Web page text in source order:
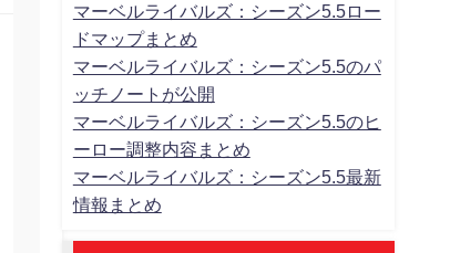
マーベルライバルズ：シーズン5.5ロー
ドマップまとめ
マーベルライバルズ：シーズン5.5のパ
ッチノートが公開
マーベルライバルズ：シーズン5.5のヒ
ーロー調整内容まとめ
マーベルライバルズ：シーズン5.5最新
情報まとめ